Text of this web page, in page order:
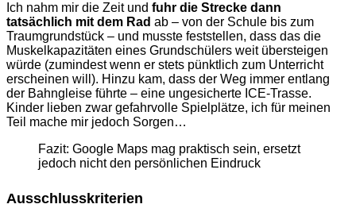
Ich nahm mir die Zeit und fuhr die Strecke dann
tatsächlich mit dem Rad ab – von der Schule bis zum
Traumgrundstück – und musste feststellen, dass das die
Muskelkapazitäten eines Grundschülers weit übersteigen
würde (zumindest wenn er stets pünktlich zum Unterricht
erscheinen will). Hinzu kam, dass der Weg immer entlang
der Bahngleise führte – eine ungesicherte ICE-Trasse.
Kinder lieben zwar gefahrvolle Spielplätze, ich für meinen
Teil mache mir jedoch Sorgen…
Fazit: Google Maps mag praktisch sein, ersetzt
jedoch nicht den persönlichen Eindruck
Ausschlusskriterien